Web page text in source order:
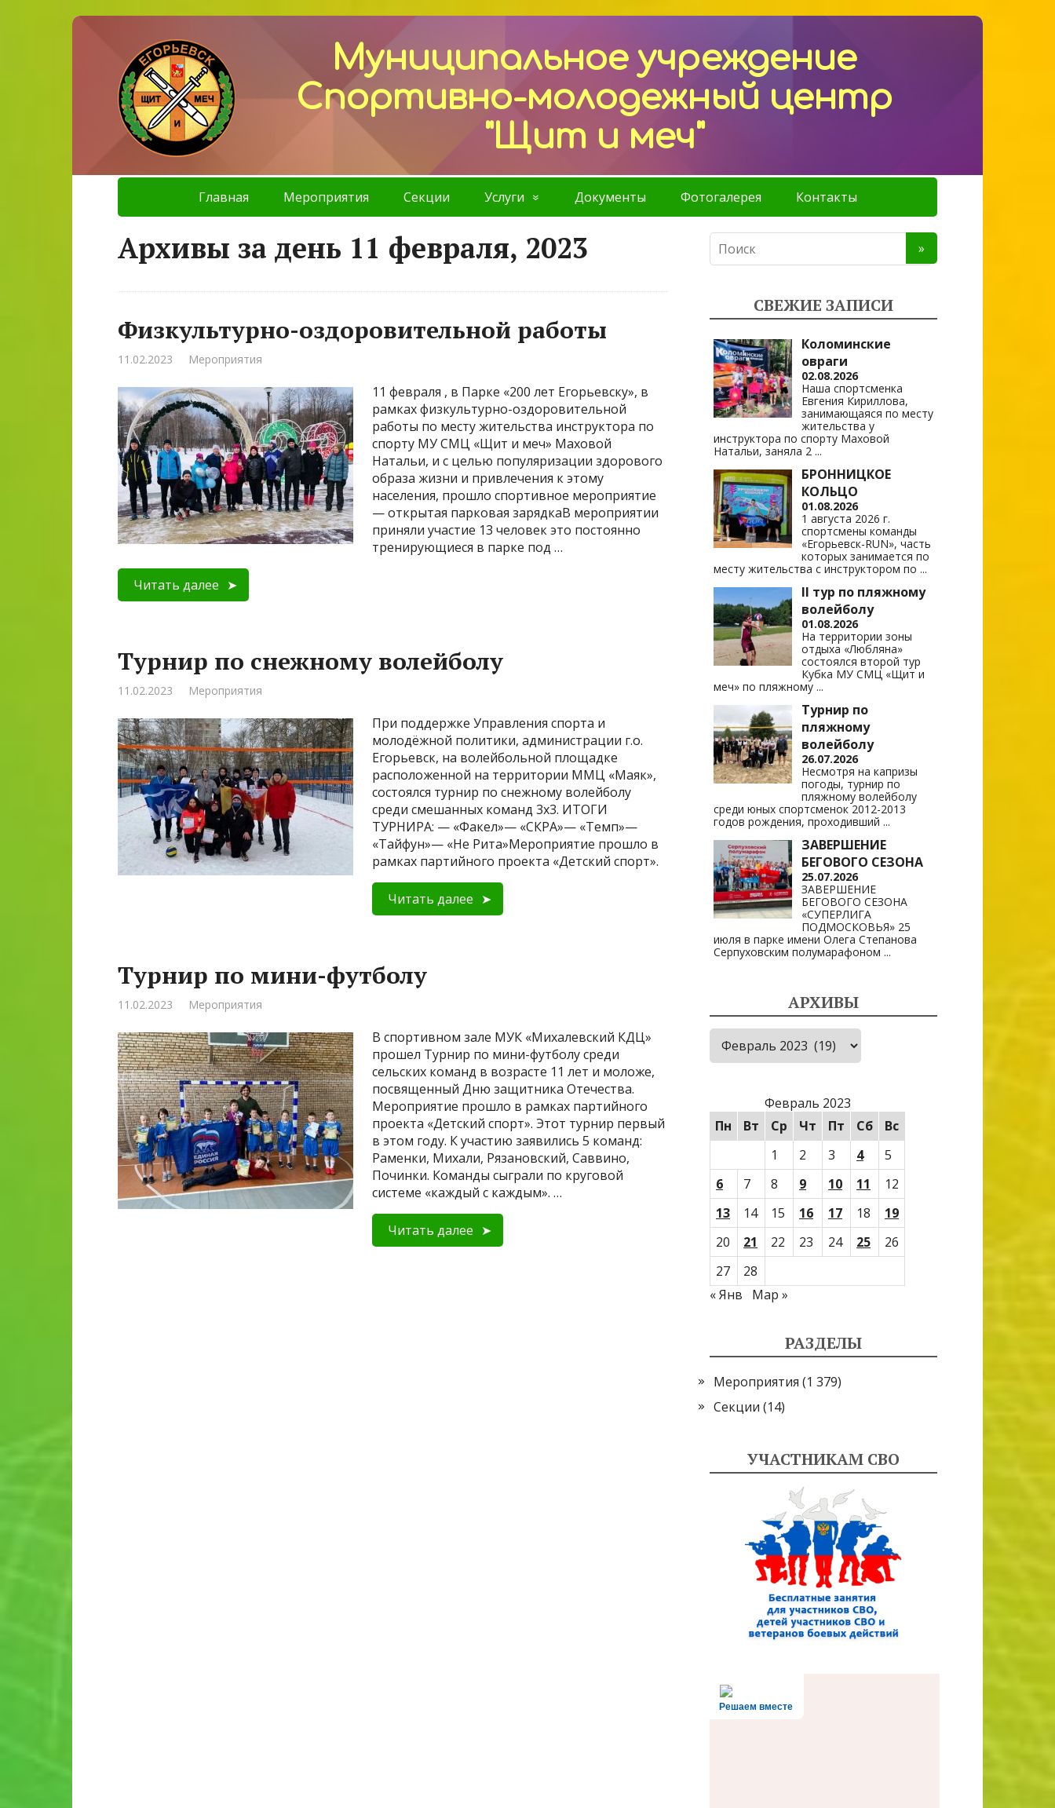
Муниципальное учреждение
Спортивно-молодежный центр
"Щит и меч"
Главная Мероприятия Секции Услуги Документы Фотогалерея Контакты
Архивы за день 11 февраля, 2023
Физкультурно-оздоровительной работы
11.02.2023 Мероприятия
11 февраля , в Парке «200 лет Егорьевску», в
рамках физкультурно-оздоровительной
работы по месту жительства инструктора по
спорту МУ СМЦ «Щит и меч» Маховой
Натальи, и с целью популяризации здорового
образа жизни и привлечения к этому
населения, прошло спортивное мероприятие
— открытая парковая зарядкаВ мероприятии
приняли участие 13 человек это постоянно
тренирующиеся в парке под …
Читать далее
Турнир по снежному волейболу
11.02.2023 Мероприятия
При поддержке Управления спорта и
молодёжной политики, администрации г.о.
Егорьевск, на волейбольной площадке
расположенной на территории ММЦ «Маяк»,
состоялся турнир по снежному волейболу
среди смешанных команд 3х3. ИТОГИ
ТУРНИРА: — «Факел»— «СКРА»— «Темп»—
«Тайфун»— «Не Рита»Мероприятие прошло в
рамках партийного проекта «Детский спорт».
Читать далее
Турнир по мини-футболу
11.02.2023 Мероприятия
В спортивном зале МУК «Михалевский КДЦ»
прошел Турнир по мини-футболу среди
сельских команд в возрасте 11 лет и моложе,
посвященный Дню защитника Отечества.
Мероприятие прошло в рамках партийного
проекта «Детский спорт». Этот турнир первый
в этом году. К участию заявились 5 команд:
Раменки, Михали, Рязановский, Саввино,
Починки. Команды сыграли по круговой
системе «каждый с каждым». …
Читать далее
СВЕЖИЕ ЗАПИСИ
Коломинские
овраги
02.08.2026
Наша спортсменка
Евгения Кириллова,
занимающаяся по месту
жительства у
инструктора по спорту Маховой
Натальи, заняла 2 ...
БРОННИЦКОЕ
КОЛЬЦО
01.08.2026
1 августа 2026 г.
спортсмены команды
«Егорьевск-RUN», часть
которых занимается по
месту жительства с инструктором по ...
II тур по пляжному
волейболу
01.08.2026
На территории зоны
отдыха «Любляна»
состоялся второй тур
Кубка МУ СМЦ «Щит и
меч» по пляжному ...
Турнир по
пляжному
волейболу
26.07.2026
Несмотря на капризы
погоды, турнир по
пляжному волейболу
среди юных спортсменок 2012-2013
годов рождения, проходивший ...
ЗАВЕРШЕНИЕ
БЕГОВОГО СЕЗОНА
25.07.2026
ЗАВЕРШЕНИЕ
БЕГОВОГО СЕЗОНА
«СУПЕРЛИГА
ПОДМОСКОВЬЯ» 25
июля в парке имени Олега Степанова
Серпуховским полумарафоном ...
АРХИВЫ
Архивы
Февраль 2023
Пн
Вт Ср Чт Пт Сб
Вс
1
2 3 4
5
6
7 8 9 10 11
12
13
14 15 16 17 18
19
20
21 22 23 24 25
26
27
28
« Янв
Мар »
РАЗДЕЛЫ
Мероприятия (1 379)
Секции (14)
УЧАСТНИКАМ СВО
Решаем вместе